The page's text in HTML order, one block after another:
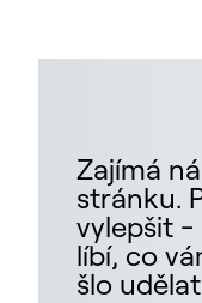
Zajímá
stránku.
vylepšit -
líbí, co
šlo